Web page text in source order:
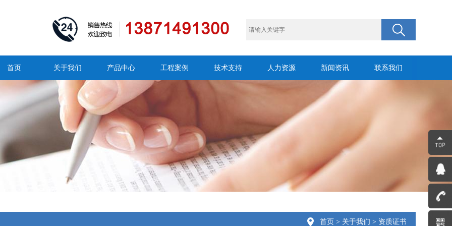
首页 关于我们 产品中心 工程案例 技术支持 人力资源 新闻资讯 联系我们
首页 > 关于我们 > 资质证书